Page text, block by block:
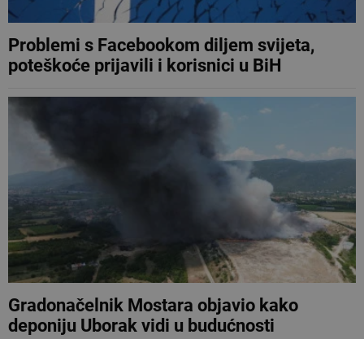
Problemi s Facebookom diljem svijeta,
poteškoće prijavili i korisnici u BiH
Gradonačelnik Mostara objavio kako
deponiju Uborak vidi u budućnosti